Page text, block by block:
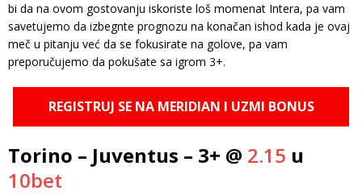
bi da na ovom gostovanju iskoriste loš momenat Intera, pa vam
savetujemo da izbegnte prognozu na konačan ishod kada je ovaj
meč u pitanju već da se fokusirate na golove, pa vam
preporučujemo da pokušate sa igrom 3+.
REGISTRUJ SE NA MERIDIAN I UZMI BONUS
Torino – Juventus – 3+ @ 2.15 u
10bet